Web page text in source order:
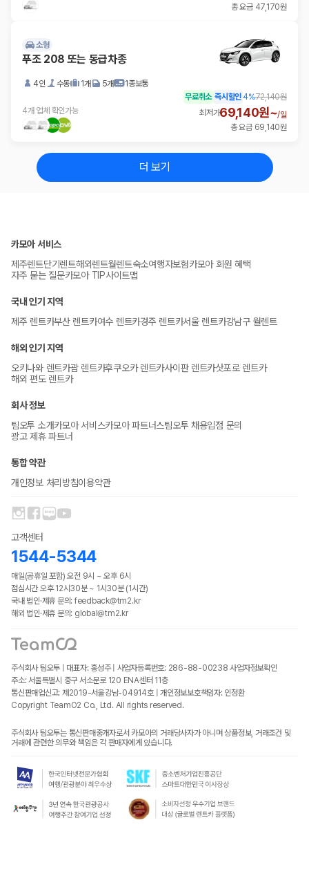
총 요금 47,170원
소형
푸조 208 또는 동급차종
4인 수동 1개 5개 1종보통
4개 업체 확인가능
무료취소 즉시할인 4%72,140원
최저가69,140원~/일
총 요금 69,140원
더 보기
카모아 서비스
제주렌트단기렌트해외렌트월렌트숙소여행자보험카모아 회원 혜택
자주 묻는 질문카모아 TIP사이트맵
국내 인기 지역
제주 렌트카부산 렌트카여수 렌트카경주 렌트카서울 렌트카강남구 월렌트
해외 인기 지역
오키나와 렌트카괌 렌트카후쿠오카 렌트카사이판 렌트카삿포로 렌트카
해외 편도 렌트카
회사 정보
팀오투 소개카모아 서비스카모아 파트너스팀오투 채용입점 문의
광고 제휴 파트너
통합 약관
개인정보 처리방침이용약관
고객센터
1544-5344
매일(공휴일 포함) 오전 9시 ~ 오후 6시
점심시간 오후 12시30분 ~ 1시30분 (1시간)
국내 법인·제휴 문의: feedback@tm2.kr
해외 법인·제휴 문의: global@tm2.kr
주식회사 팀오투 | 대표자: 홍성주 | 사업자등록번호: 286-88-00238 사업자정보확인
주소: 서울특별시 중구 서소문로 120 ENA센터 11층
통신판매업신고: 제2019-서울강남-04914호 | 개인정보보호책임자: 인정환
Copyright TeamO2 Co., Ltd. All rights reserved.
주식회사 팀오투는 통신판매중개자로서 카모아의 거래당사자가 아니며 상품정보, 거래조건 및
거래에 관련한 의무와 책임은 각 판매자에게 있습니다.